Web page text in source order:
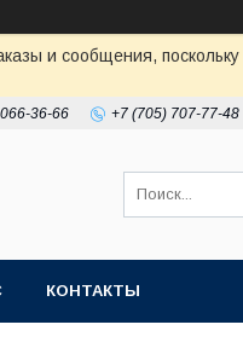
и сообщения,
36-66 +7 (705) 707-77-48
КОНТАКТЫ